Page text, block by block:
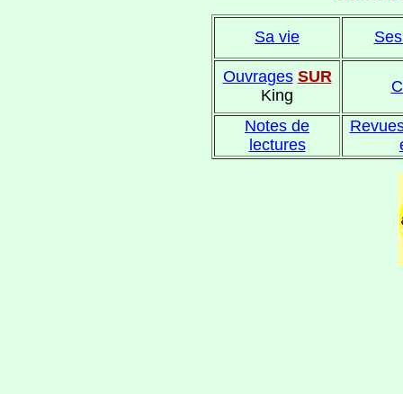
Sa vie
Ouvrages SUR
King
Notes de
lectures
.